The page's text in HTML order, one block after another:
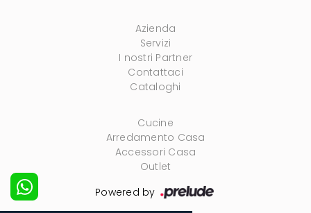
Azienda
Servizi
I nostri Partner
Contattaci
Cataloghi
Cucine
Arredamento Casa
Accessori Casa
Outlet
Powered by